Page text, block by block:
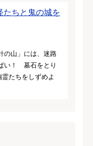
たちと鬼の城を
の山」には、迷路
い！ 墓石をとり
たちをしずめよ